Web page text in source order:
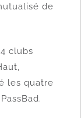
de
clubs
les quatre